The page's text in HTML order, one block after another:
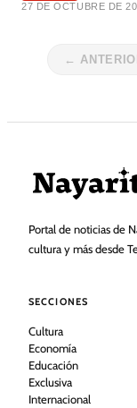
27 DE OCTUBRE DE
←
Portal de noticias de
cultura y más desde
SECCIONES
Cultura
Economía
Educación
Exclusiva
Internacional